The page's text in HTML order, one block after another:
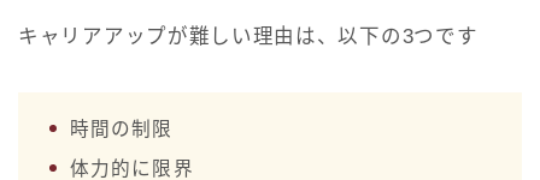
キャリアアップが難しい理由は、以下の3つです
時間の制限
体力的に限界